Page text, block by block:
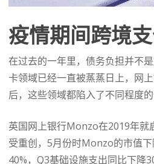
疫情期间跨境
在过去的一年里，债务负担并不
卡领域已经一直被蒸蒸日上，网
后，这些领域都陷入了不同程度的
英国网上银行Monzo在2019年就
受重创，5月份时Monzo的市值
40%，Q3基础设施支出同比下降